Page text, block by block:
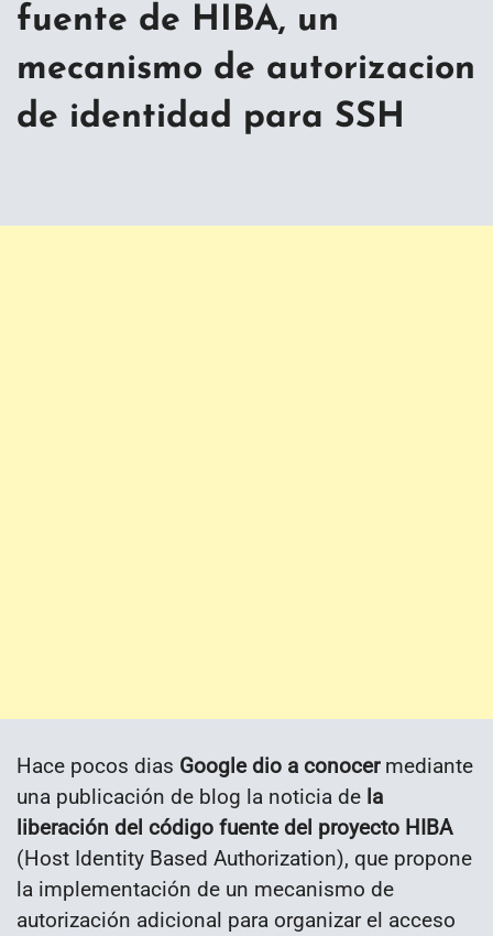
fuente de HIBA, un
mecanismo de autorizacion
de identidad para SSH
Hace pocos dias Google dio a conocermediante
una publicación de blog la noticia de la
liberación del código fuente del proyecto HIBA
(Host Identity Based Authorization), que propone
la implementación de un mecanismo de
autorización adicional para organizar el acceso